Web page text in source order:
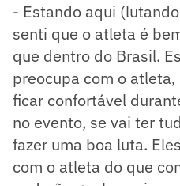
- Estando aqui
senti que o atleta é
que dentro do Brasil.
preocupa com o
ficar confortável
no evento, se vai ter
fazer uma boa luta.
com o atleta do que